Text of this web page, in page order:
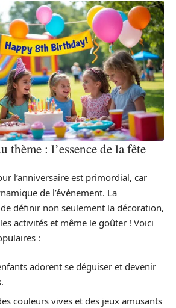
thème : l’essence de la fête
l’anniversaire est primordial, car
de l’événement. La
définir non seulement la décoration,
activités et même le goûter ! Voici
:
adorent se déguiser et devenir
couleurs vives et des jeux amusants